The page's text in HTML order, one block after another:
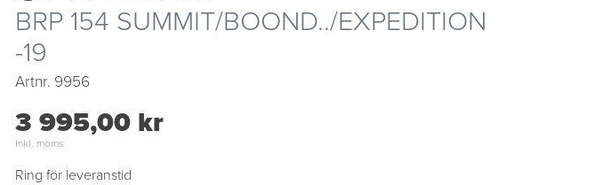
BRP 154 SUMMIT/BOOND../EXPEDITION
-19
Artnr. 9956
3 995,00 kr
Inkl. moms
Ring för leveranstid